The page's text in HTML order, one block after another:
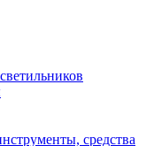
средства